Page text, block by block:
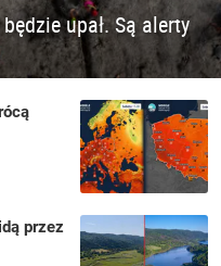
upał. Są alerty
przez